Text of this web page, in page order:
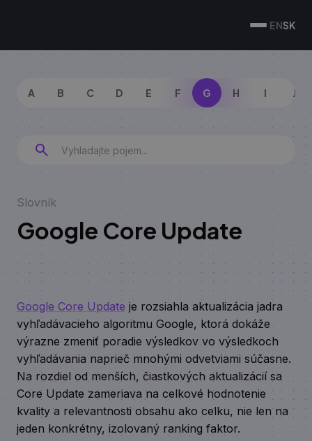
ENSK
A B C D E F G H I J
Slovník
Google Core Update
Google Core Update je rozsiahla aktualizácia jadra
vyhľadávacieho algoritmu Google, ktorá dokáže
výrazne zmeniť poradie výsledkov vo výsledkoch
vyhľadávania naprieč mnohými odvetviami súčasne.
Na rozdiel od menších, čiastkových aktualizácií sa
Core Update zameriava na celkové hodnotenie
kvality a relevantnosti obsahu ako celku, nie len na
jeden konkrétny, izolovaný ranking faktor.